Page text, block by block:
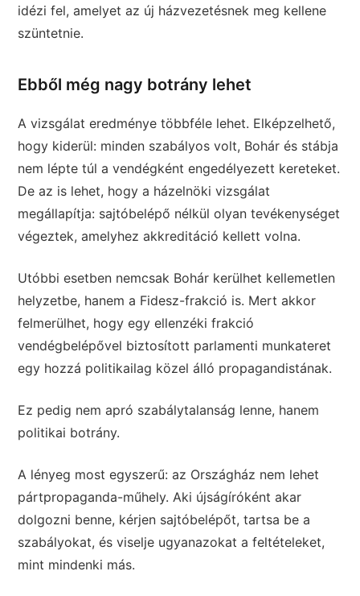
idézi fel, amelyet az új házvezetésnek meg kellene
szüntetnie.
Ebből még nagy botrány lehet
A vizsgálat eredménye többféle lehet. Elképzelhető,
hogy kiderül: minden szabályos volt, Bohár és stábja
nem lépte túl a vendégként engedélyezett kereteket.
De az is lehet, hogy a házelnöki vizsgálat
megállapítja: sajtóbelépő nélkül olyan tevékenységet
végeztek, amelyhez akkreditáció kellett volna.
Utóbbi esetben nemcsak Bohár kerülhet kellemetlen
helyzetbe, hanem a Fidesz-frakció is. Mert akkor
felmerülhet, hogy egy ellenzéki frakció
vendégbelépővel biztosított parlamenti munkateret
egy hozzá politikailag közel álló propagandistának.
Ez pedig nem apró szabálytalanság lenne, hanem
politikai botrány.
A lényeg most egyszerű: az Országház nem lehet
pártpropaganda-műhely. Aki újságíróként akar
dolgozni benne, kérjen sajtóbelépőt, tartsa be a
szabályokat, és viselje ugyanazokat a feltételeket,
mint mindenki más.